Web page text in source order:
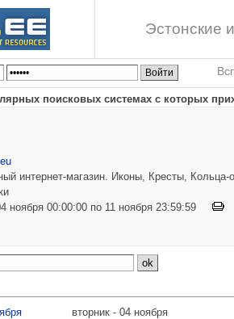
Эстонские
поисковых системах с которых
интернет-магазин. Иконы, Кресты, Кольца-
ноября 00:00:00 по 11 ноября 23:59:59
вторник - 04 ноября